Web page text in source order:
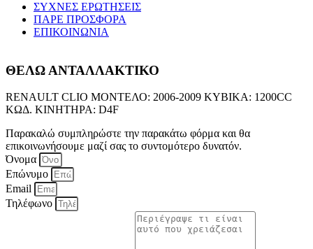
ΣΥΧΝΕΣ ΕΡΩΤΗΣΕΙΣ
ΠΑΡΕ ΠΡΟΣΦΟΡΑ
ΕΠΙΚΟΙΝΩΝΙΑ
ΘΕΛΩ ΑΝΤΑΛΛΑΚΤΙΚΟ
RENAULT CLIO ΜΟΝΤΕΛΟ: 2006-2009 ΚΥΒΙΚΑ: 1200CC
ΚΩΔ. ΚΙΝΗΤΗΡΑ: D4F
Παρακαλώ συμπληρώστε την παρακάτω φόρμα και θα
επικοινωνήσουμε μαζί σας το συντομότερο δυνατόν.
Όνομα
Επώνυμο
Email
Τηλέφωνο